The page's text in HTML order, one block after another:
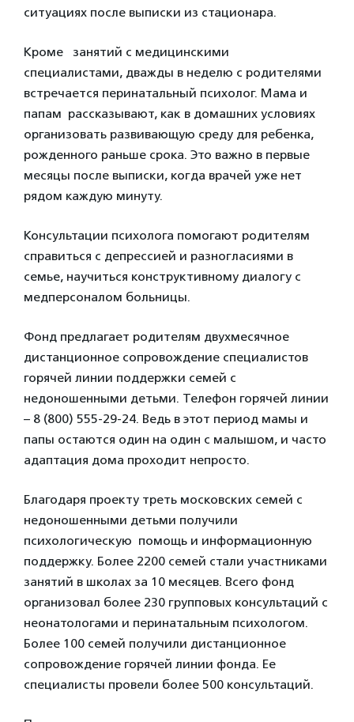
ситуациях после выписки из стационара.
Кроме занятий с медицинскими
специалистами, дважды в неделю с родителями
встречается перинатальный психолог. Мама и
папам рассказывают, как в домашних условиях
организовать развивающую среду для ребенка,
рожденного раньше срока. Это важно в первые
месяцы после выписки, когда врачей уже нет
рядом каждую минуту.
Консультации психолога помогают родителям
справиться с депрессией и разногласиями в
семье, научиться конструктивному диалогу с
медперсоналом больницы.
Фонд предлагает родителям двухмесячное
дистанционное сопровождение специалистов
горячей линии поддержки семей с
недоношенными детьми. Телефон горячей линии
– 8 (800) 555-29-24. Ведь в этот период мамы и
папы остаются один на один с малышом, и часто
адаптация дома проходит непросто.
Благодаря проекту треть московских семей с
недоношенными детьми получили
психологическую помощь и информационную
поддержку. Более 2200 семей стали участниками
занятий в школах за 10 месяцев. Всего фонд
организовал более 230 групповых консультаций с
неонатологами и перинатальным психологом.
Более 100 семей получили дистанционное
сопровождение горячей линии фонда. Ее
специалисты провели более 500 консультаций.